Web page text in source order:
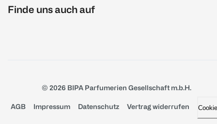
Finde uns auch auf
© 2026 BIPA Parfumerien Gesellschaft m.b.H.
AGB Impressum Datenschutz Vertrag widerrufen